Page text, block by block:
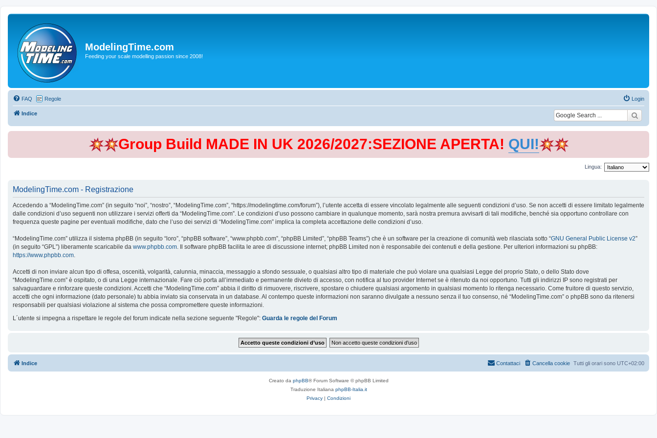
ModelingTime.com
Feeding your scale modelling passion since 2008!
FAQ Regole Login
Indice
Group Build MADE IN UK 2026/2027:SEZIONE APERTA! QUI!
Lingua:
ModelingTime.com - Registrazione
Accedendo a “ModelingTime.com” (in seguito “noi”, “nostro”, “ModelingTime.com”, “https://modelingtime.com/forum”), l’utente accetta di essere vincolato legalmente alle seguenti condizioni d’uso. Se non accetti di essere limitato legalmente
dalle condizioni d’uso seguenti non utilizzare i servizi offerti da “ModelingTime.com”. Le condizioni d’uso possono cambiare in qualunque momento, sarà nostra premura avvisarti di tali modifiche, benché sia opportuno controllare con
frequenza queste pagine per eventuali modifiche, dato che l’uso dei servizi di “ModelingTime.com” implica la completa accettazione delle condizioni d’uso.
“ModelingTime.com” utilizza il sistema phpBB (in seguito “loro”, “phpBB software”, “www.phpbb.com”, “phpBB Limited”, “phpBB Teams”) che è un software per la creazione di comunità web rilasciata sotto “GNU General Public License v2”
(in seguito “GPL”) liberamente scaricabile da www.phpbb.com . Il software phpBB facilita le aree di discussione internet; phpBB Limited non è responsabile dei contenuti e della gestione. Per ulteriori informazioni su phpBB:
https://www.phpbb.com
Accetti di non inviare alcun tipo di offesa, oscenità, volgarità, calunnia, minaccia, messaggio a sfondo sessuale, o qualsiasi altro tipo di materiale che può violare una qualsiasi Legge del proprio Stato, o dello Stato dove
“ModelingTime.com” è ospitato, o di una Legge internazionale. Fare ciò porta all’immediato e permanente divieto di accesso, con notifica al tuo provider Internet se è ritenuto da noi opportuno. Tutti gli indirizzi IP sono registrati per
salvaguardare e rinforzare queste condizioni. Accetti che “ModelingTime.com” abbia il diritto di rimuovere, riscrivere, spostare o chiudere qualsiasi argomento in qualsiasi momento lo ritenga necessario. Come fruitore di questo servizio,
accetti che ogni informazione (dato personale) tu abbia inviato sia conservata in un database. Al contempo queste informazioni non saranno divulgate a nessuno senza il tuo consenso, né “ModelingTime.com” o phpBB sono da ritenersi
responsabili per qualsiasi violazione al sistema che possa compromettere queste informazioni.
L´utente si impegna a rispettare le regole del forum indicate nella sezione seguente "Regole": Guarda le regole del Forum
Indice Tutti gli orari sono UTC+02:00
Cancella cookie
Contattaci
Creato da phpBB® Forum Software © phpBB Limited
Traduzione Italiana phpBB-Italia.it
Privacy | Condizioni